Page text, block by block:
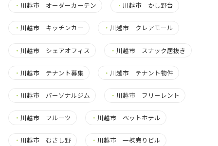
・ 川越市 オーダーカーテン ・ 川越市 かし野台
・ 川越市 キッチンカー ・ 川越市 クレアモール
・ 川越市 シェアオフィス ・ 川越市 スナック居抜き
・ 川越市 テナント募集 ・ 川越市 テナント物件
・ 川越市 パーソナルジム ・ 川越市 フリーレント
・ 川越市 フルーツ ・ 川越市 ペットホテル
・ 川越市 むさし野 ・ 川越市 一棟売りビル